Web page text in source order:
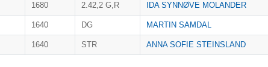
1680 2.42,2 G,R IDA SYNNØVE MOLANDER
1640 DG MARTIN SAMDAL
1640 STR ANNA SOFIE STEINSLAND